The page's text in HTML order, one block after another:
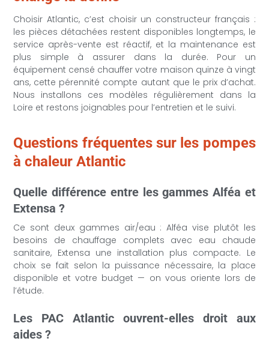
Choisir Atlantic, c’est choisir un constructeur français :
les pièces détachées restent disponibles longtemps, le
service après-vente est réactif, et la maintenance est
plus simple à assurer dans la durée. Pour un
équipement censé chauffer votre maison quinze à vingt
ans, cette pérennité compte autant que le prix d’achat.
Nous installons ces modèles régulièrement dans la
Loire et restons joignables pour l’entretien et le suivi.
Questions fréquentes sur les pompes
à chaleur Atlantic
Quelle différence entre les gammes Alféa et
Extensa ?
Ce sont deux gammes air/eau : Alféa vise plutôt les
besoins de chauffage complets avec eau chaude
sanitaire, Extensa une installation plus compacte. Le
choix se fait selon la puissance nécessaire, la place
disponible et votre budget — on vous oriente lors de
l’étude.
Les PAC Atlantic ouvrent-elles droit aux
aides ?